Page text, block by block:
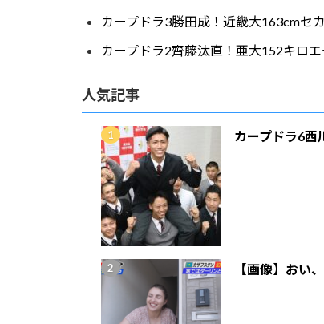
カープドラ3勝田成！近畿大163cmセ
カープドラ2齊藤汰直！亜大152キロ
人気記事
カープドラ6西
【画像】お